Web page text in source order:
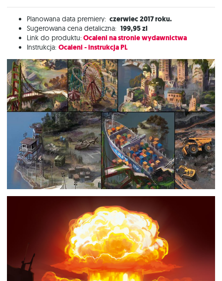
Planowana data premiery: czerwiec 2017 roku.
Sugerowana cena detaliczna: 199,95 zl
Link do produktu: Ocaleni na stronie wydawnictwa
Instrukcja: Ocaleni - instrukcja PL